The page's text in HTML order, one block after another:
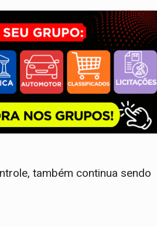
também continua sendo